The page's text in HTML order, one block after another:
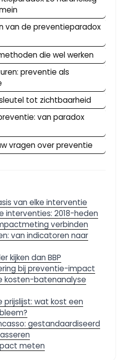
van de preventieparadox
die wel werken
preventie als
tot zichtbaarheid
van paradox
vragen over preventie
van elke interventie
interventies: 2018-heden
verbinden
van indicatoren naar
kijken dan BBP
bij preventie-impact
kosten-batenanalyse
wat kost een
gestandaardiseerd
meten